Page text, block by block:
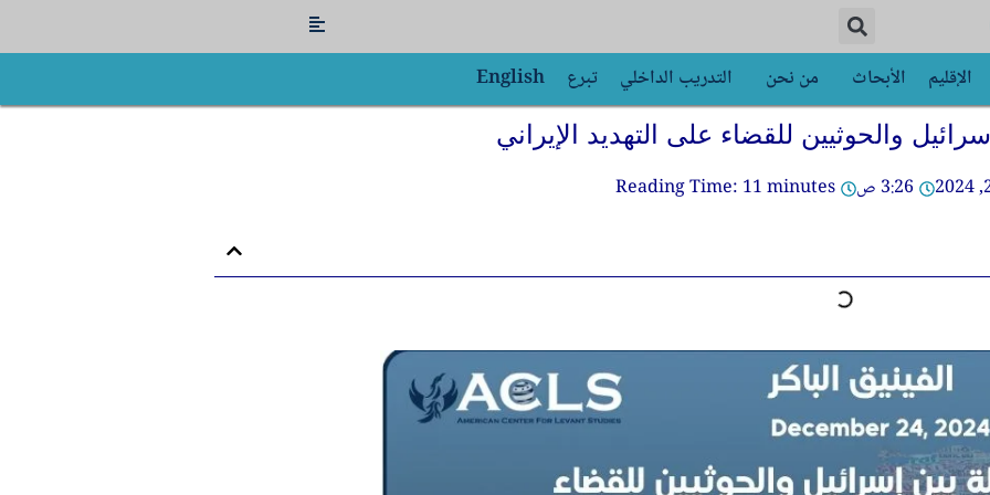
Flyout
Menu
الإقليم الأبحاث من نحن التدريب الداخلي تبرع English
والحوثيين للقضاء على التهديد الإيراني
3:26 ص Reading Time: 11minutes